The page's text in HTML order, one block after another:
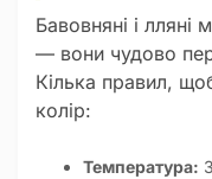
Бавовняні і лляні
— вони чудово
Кілька правил,
колір:
Температура: